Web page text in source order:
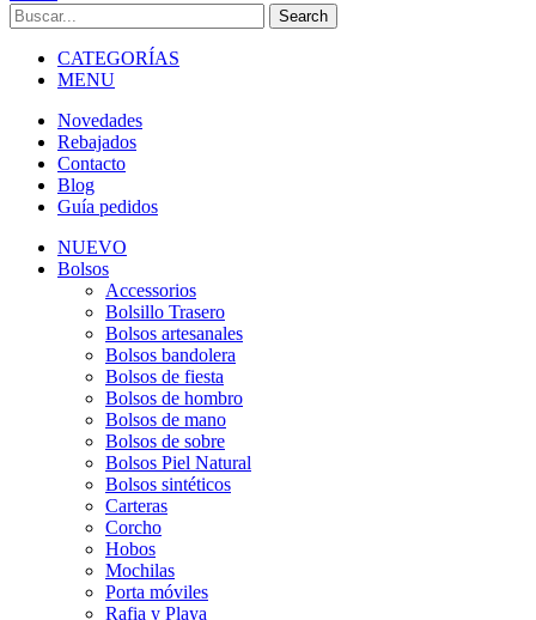
Search
CATEGORÍAS
MENU
Novedades
Rebajados
Contacto
Blog
Guía pedidos
NUEVO
Bolsos
Accessorios
Bolsillo Trasero
Bolsos artesanales
Bolsos bandolera
Bolsos de fiesta
Bolsos de hombro
Bolsos de mano
Bolsos de sobre
Bolsos Piel Natural
Bolsos sintéticos
Carteras
Corcho
Hobos
Mochilas
Porta móviles
Rafia y Playa